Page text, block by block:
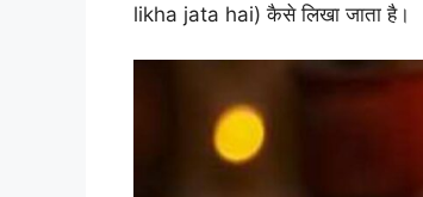
likha jata hai) कैसे लिखा जाता है।